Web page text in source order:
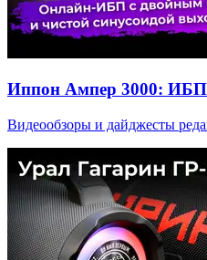
Иппон Ампер 3000: ИБП
Видеообзоры и дайджесты